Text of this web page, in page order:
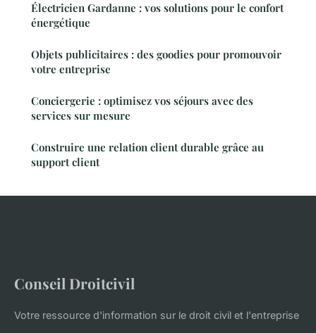
Électricien Gardanne : vos solutions pour le confort
énergétique
Objets publicitaires : des goodies pour promouvoir
votre entreprise
Conciergerie : optimisez vos séjours avec des
services sur mesure
Construire une relation client durable grâce au
support client
Conseil Droitcivil
Votre ressource d'information sur le droit civil et l'entreprise